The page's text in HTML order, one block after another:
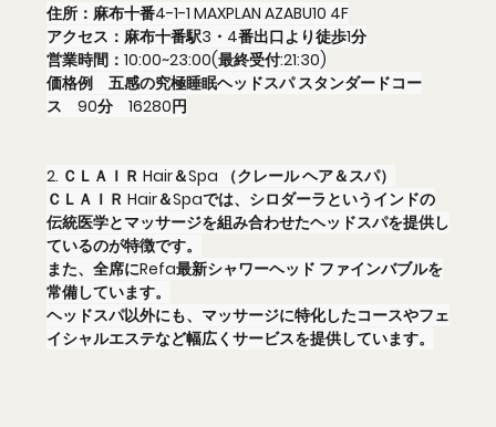
住所：麻布十番4-1-1 MAXPLAN AZABU10 4F
アクセス：麻布十番駅3・4番出口より徒歩1分
営業時間：10:00~23:00(最終受付:21:30)
価格例　五感の究極睡眠ヘッドスパ スタンダードコー
ス　90分　16280円
2. ＣＬＡＩＲ Hair＆Spa （クレール ヘア＆スパ）
ＣＬＡＩＲ Hair＆Spaでは、シロダーラというインドの
伝統医学とマッサージを組み合わせたヘッドスパを提供し
ているのが特徴です。
また、全席にRefa最新シャワーヘッド ファインバブルを
常備しています。
ヘッドスパ以外にも、マッサージに特化したコースやフェ
イシャルエステなど幅広くサービスを提供しています。